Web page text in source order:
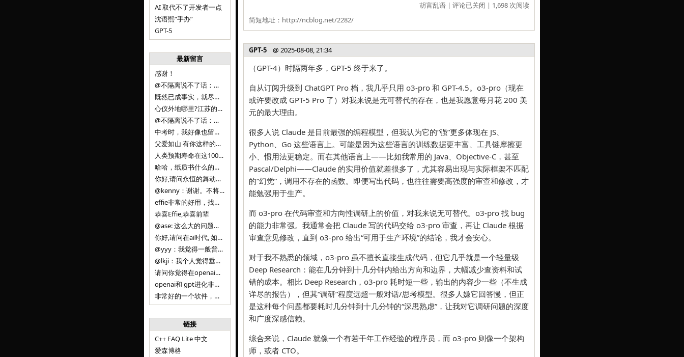
AI 取代不了开发者一点
沈语熙“手办”
GPT-5
最新留言
感谢！
@不隔离说不了话：浙江的
既然已成事实，就尽量接受了。 事情未能如愿已是不幸，没必要为此反复纠结来进行不必要的自我惩罚。 之前问过家里的小朋友是否想学编
心仪外地哪里?江苏的？顺其自然，全面发展才是。
@不隔离说不了话：确实，一晃三年。
中考时，我好像也留言过的，可乐好像和我们考得差不多。 一晃三年，我们江苏24年，物化生612分，女孩。 其实高考只是长跑的
父爱如山 有你这样的父亲做后盾，可乐未来的路一定会走得踏实又精彩
人类预期寿命在这100年，每2-3年增长一岁，到你们这一代大概率能到100岁，46岁还是正当年,可能不是八九点中的太阳了，但还是1
哈哈，纸质书什么的目前没有打算和计划，微信读书我不太熟悉，研究看看。目前，我只发在自己博客和起点上。关于小说内容方面，谢谢你的建议
你好,请问永恒的舞动什么时候可以出版纸质书,或者登陆微信读书.另外小说内容能不能更大气一些,不要只是局限于与一对男女的爱情和ai安
@kenny：谢谢。不将GIF显示为动图，主要是考虑到Effie本身的“极简、无干扰”的设计哲学，动图无疑是“干扰”之一。
effie非常的好用，找了很多年，终于找到这款，已经推荐给身边不少朋友使用和付费。有个小建议，文档里面是否可以增加gif的动图显示
恭喜Effie,恭喜前辈
@ase: 这么大的问题，我觉得我并没有答案。又或者说，每个人（公司）有自己的答案。
你好,请问在ai时代, 如何做软件. 是像以前那样,先构建软件的功能界面和服务,比如Office,嘀嘀打车,airbnb那样的界面
@yyy：我觉得一般普通人（非技术类以及非AI专业领域的人）会接触到的大语言模型肯定是大厂的超级模型。开源模型以后会更多被用在垂直
@lkji：我个人觉得垂直模型会自成一条发展线路的。AI 落地实际应用，一定还是垂直领域会更多。只是，垂直领域每个领域都不大，所以
请问你觉得在openai大语言模型一日千里的情况下，人们还需要去了解学习理解使用开源模型吗，还是说只需要使用openai的大语言模
openai和 gpt进化非常快， 还有垂直模型的机会吗
非常好的一个软件，恭喜。
链接
C++ FAQ Lite 中文
爱森博格
胡言乱语 | 评论已关闭 | 1,698 次阅读
简短地址： http://ncblog.net/2282/
GPT-5 @ 2025-08-08, 21:34
（GPT-4）时隔两年多，GPT-5 终于来了。
自从订阅升级到 ChatGPT Pro 档，我几乎只用 o3-pro 和 GPT-4.5。o3-pro（现在
或许要改成 GPT-5 Pro 了）对我来说是无可替代的存在，也是我愿意每月花 200 美
元的最大理由。
很多人说 Claude 是目前最强的编程模型，但我认为它的“强”更多体现在 JS、
Python、Go 这些语言上。可能是因为这些语言的训练数据更丰富、工具链摩擦更
小、惯用法更稳定。而在其他语言上——比如我常用的 Java、Objective-C，甚至
Pascal/Delphi——Claude 的实用价值就差很多了，尤其容易出现与实际框架不匹配
的“幻觉”，调用不存在的函数。即便写出代码，也往往需要高强度的审查和修改，才
能勉强用于生产。
而 o3-pro 在代码审查和方向性调研上的价值，对我来说无可替代。o3-pro 找 bug
的能力非常强。我通常会把 Claude 写的代码交给 o3-pro 审查，再让 Claude 根据
审查意见修改，直到 o3-pro 给出“可用于生产环境”的结论，我才会安心。
对于我不熟悉的领域，o3-pro 虽不擅长直接生成代码，但它几乎就是一个轻量级
Deep Research：能在几分钟到十几分钟内给出方向和边界，大幅减少查资料和试
错的成本。相比 Deep Research，o3-pro 耗时短一些，输出的内容少一些（不生成
详尽的报告），但其“调研”程度远超一般对话/思考模型。很多人嫌它回答慢，但正
是这种每个问题都要耗时几分钟到十几分钟的“深思熟虑”，让我对它调研问题的深度
和广度深感信赖。
综合来说，Claude 就像一个有若干年工作经验的程序员，而 o3-pro 则像一个架构
师，或者 CTO。